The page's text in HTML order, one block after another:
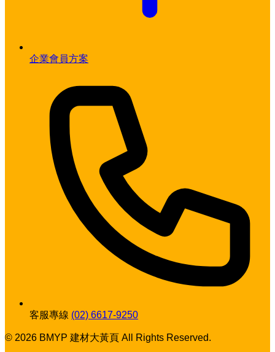
企業會員方案
客服專線 (02) 6617-9250
© 2026 BMYP 建材大黃頁 All Rights Reserved.